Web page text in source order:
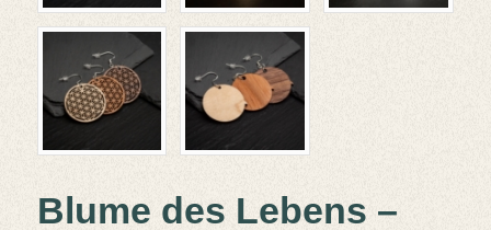
Blume des Lebens –